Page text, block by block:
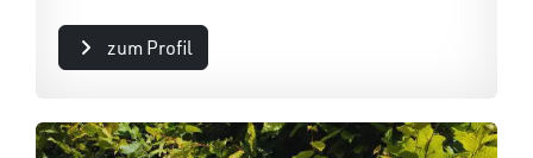
zum Profil